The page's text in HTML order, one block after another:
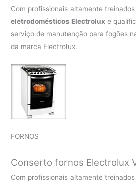
Com profissionais altamente
eletrodomésticos Electrolux e
serviço de manutenção para fogões
da marca Electrolux.
FORNOS
Conserto fornos Electrolux
Com profissionais altamente